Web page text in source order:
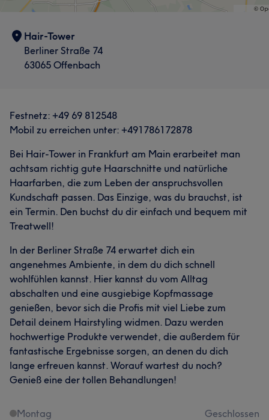
Hair-Tower
Berliner Straße 74
63065 Offenbach
Festnetz: +49 69 812548
Mobil zu erreichen unter: +491786172878
Bei Hair-Tower in Frankfurt am Main erarbeitet man
achtsam richtig gute Haarschnitte und natürliche
Haarfarben, die zum Leben der anspruchsvollen
Kundschaft passen. Das Einzige, was du brauchst, ist
ein Termin. Den buchst du dir einfach und bequem mit
Treatwell!
In der Berliner Straße 74 erwartet dich ein
angenehmes Ambiente, in dem du dich schnell
wohlfühlen kannst. Hier kannst du vom Alltag
abschalten und eine ausgiebige Kopfmassage
genießen, bevor sich die Profis mit viel Liebe zum
Detail deinem Hairstyling widmen. Dazu werden
hochwertige Produkte verwendet, die außerdem für
fantastische Ergebnisse sorgen, an denen du dich
lange erfreuen kannst. Worauf wartest du noch?
Genieß eine der tollen Behandlungen!
Montag
Geschlossen